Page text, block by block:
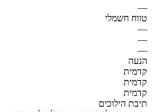
—
טווח חשמלי
—
—
—
הנעה
קדמית
קדמית
קדמית
תיבת הילוכים